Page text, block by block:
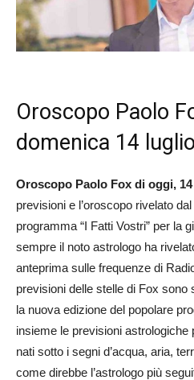
Oroscopo Paolo
domenica 14
Oroscopo Paolo Fox di oggi,
previsioni e l’oroscopo rivelato
programma “I Fatti Vostri” per la
sempre il noto astrologo ha
anteprima sulle frequenze di
previsioni delle stelle di Fox sono
la nuova edizione del popolare
insieme le previsioni astrologiche
nati sotto i segni d’acqua, aria,
come direbbe l’astrologo più